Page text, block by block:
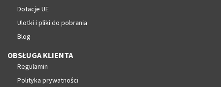
Dotacje UE
Ulotki i pliki do pobrania
Blog
OBSŁUGA KLIENTA
Regulamin
Polityka prywatności